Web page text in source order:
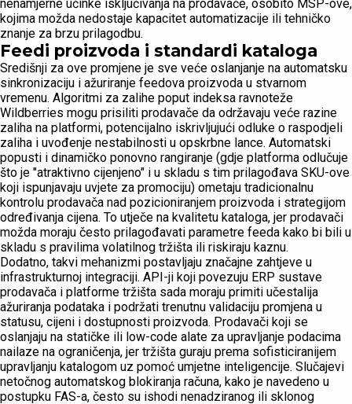
nenamjerne učinke isključivanja na prodavače, osobito MSP-ove,
kojima možda nedostaje kapacitet automatizacije ili tehničko
znanje za brzu prilagodbu.
Feedi proizvoda i standardi kataloga
Središnji za ove promjene je sve veće oslanjanje na automatsku
sinkronizaciju i ažuriranje feedova proizvoda u stvarnom
vremenu. Algoritmi za zalihe poput indeksa ravnoteže
Wildberries mogu prisiliti prodavače da održavaju veće razine
zaliha na platformi, potencijalno iskrivljujući odluke o raspodjeli
zaliha i uvođenje nestabilnosti u opskrbne lance. Automatski
popusti i dinamičko ponovno rangiranje (gdje platforma odlučuje
što je "atraktivno cijenjeno" i u skladu s tim prilagođava SKU-ove
koji ispunjavaju uvjete za promociju) ometaju tradicionalnu
kontrolu prodavača nad pozicioniranjem proizvoda i strategijom
određivanja cijena. To utječe na kvalitetu kataloga, jer prodavači
možda moraju često prilagođavati parametre feeda kako bi bili u
skladu s pravilima volatilnog tržišta ili riskiraju kaznu.
Dodatno, takvi mehanizmi postavljaju značajne zahtjeve u
infrastrukturnoj integraciji. API-ji koji povezuju ERP sustave
prodavača i platforme tržišta sada moraju primiti učestalija
ažuriranja podataka i podržati trenutnu validaciju promjena u
statusu, cijeni i dostupnosti proizvoda. Prodavači koji se
oslanjaju na statičke ili low-code alate za upravljanje podacima
nailaze na ograničenja, jer tržišta guraju prema sofisticiranijem
upravljanju katalogom uz pomoć umjetne inteligencije. Slučajevi
netočnog automatskog blokiranja računa, kako je navedeno u
postupku FAS-a, često su ishodi nenadziranog ili sklonog